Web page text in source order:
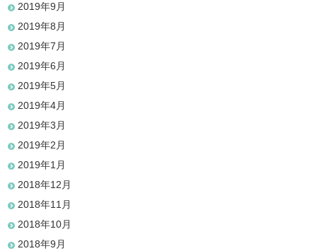
2019年9月
2019年8月
2019年7月
2019年6月
2019年5月
2019年4月
2019年3月
2019年2月
2019年1月
2018年12月
2018年11月
2018年10月
2018年9月